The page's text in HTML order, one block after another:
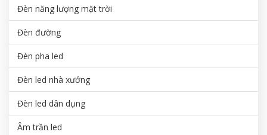
Đèn năng lượng mặt trời
Đèn đường
Đèn pha led
Đèn led nhà xưởng
Đèn led dân dụng
Âm trần led